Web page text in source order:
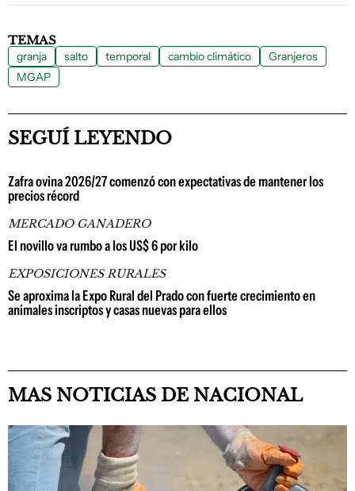
TEMAS
granja salto temporal cambio climático
Granjeros
MGAP
SEGUÍ LEYENDO
Zafra ovina 2026/27 comenzó con expectativas de mantener los
precios récord
MERCADO GANADERO
El novillo va rumbo a los US$ 6 por kilo
EXPOSICIONES RURALES
Se aproxima la Expo Rural del Prado con fuerte crecimiento en
animales inscriptos y casas nuevas para ellos
MAS NOTICIAS DE NACIONAL